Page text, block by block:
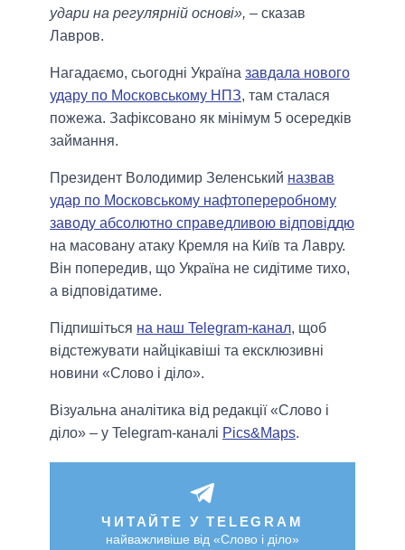
удари на регулярній основі», – сказав
Лавров.
Нагадаємо, сьогодні Україна завдала нового
удару по Московському НПЗ, там сталася
пожежа. Зафіксовано як мінімум 5 осередків
займання.
Президент Володимир Зеленський назвав
удар по Московському нафтопереробному
заводу абсолютно справедливою відповіддю
на масовану атаку Кремля на Київ та Лавру.
Він попередив, що Україна не сидітиме тихо,
а відповідатиме.
Підпишіться на наш Telegram-канал, щоб
відстежувати найцікавіші та ексклюзивні
новини «Слово і діло».
Візуальна аналітика від редакції «Слово і
діло» – у Telegram-каналі Pics&Maps.
ЧИТАЙТЕ У TELEGRAM
найважливіше від «Слово і діло»